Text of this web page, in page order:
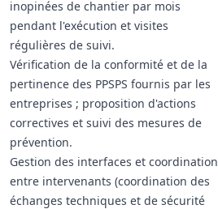
inopinées de chantier par mois
pendant l'exécution et visites
régulières de suivi.
Vérification de la conformité et de la
pertinence des PPSPS fournis par les
entreprises ; proposition d'actions
correctives et suivi des mesures de
prévention.
Gestion des interfaces et coordination
entre intervenants (coordination des
échanges techniques et de sécurité